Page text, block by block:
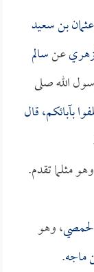
بن سعيد
عنسالم
الله صلى
بآبائكم، قال
مثلما تقدم.
، وهو
ماجه.